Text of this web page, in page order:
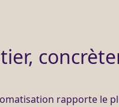
rapporte le